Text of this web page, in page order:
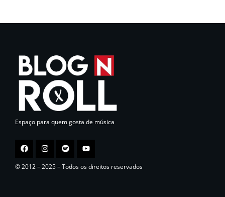
Espaço para quem gosta de música
© 2012 – 2025 – Todos os direitos reservados